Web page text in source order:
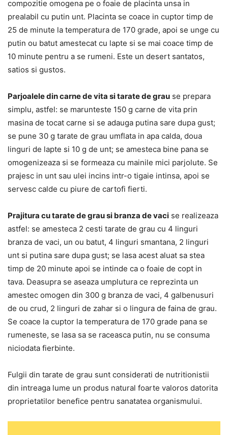
compozitie omogena pe o foaie de placinta unsa in
prealabil cu putin unt. Placinta se coace in cuptor timp de
25 de minute la temperatura de 170 grade, apoi se unge cu
putin ou batut amestecat cu lapte si se mai coace timp de
10 minute pentru a se rumeni. Este un desert santatos,
satios si gustos.
Parjoalele din carne de vita si tarate de grau se prepara
simplu, astfel: se marunteste 150 g carne de vita prin
masina de tocat carne si se adauga putina sare dupa gust;
se pune 30 g tarate de grau umflata in apa calda, doua
linguri de lapte si 10 g de unt; se amesteca bine pana se
omogenizeaza si se formeaza cu mainile mici parjolute. Se
prajesc in unt sau ulei incins intr-o tigaie intinsa, apoi se
servesc calde cu piure de cartofi fierti.
Prajitura cu tarate de grau si branza de vaci se realizeaza
astfel: se amesteca 2 cesti tarate de grau cu 4 linguri
branza de vaci, un ou batut, 4 linguri smantana, 2 linguri
unt si putina sare dupa gust; se lasa acest aluat sa stea
timp de 20 minute apoi se intinde ca o foaie de copt in
tava. Deasupra se aseaza umplutura ce reprezinta un
amestec omogen din 300 g branza de vaci, 4 galbenusuri
de ou crud, 2 linguri de zahar si o lingura de faina de grau.
Se coace la cuptor la temperatura de 170 grade pana se
rumeneste, se lasa sa se raceasca putin, nu se consuma
niciodata fierbinte.
Fulgii din tarate de grau sunt considerati de nutritionistii
din intreaga lume un produs natural foarte valoros datorita
proprietatilor benefice pentru sanatatea organismului.